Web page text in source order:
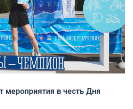
мероприятия в честь Дня